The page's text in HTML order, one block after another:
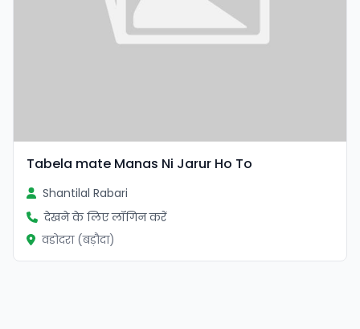
Tabela mate Manas Ni Jarur Ho To
Shantilal Rabari
देखने के लिए लॉगिन करें
वडोदरा (बड़ौदा)